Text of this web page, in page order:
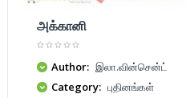
அக்கானி
Author: இலா.வின்சென்ட்
Category: புதினங்கள்